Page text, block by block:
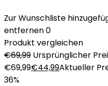
Zur Wunschliste
entfernen0
Produkt vergleichen
€69,99 Ursprünglicher
€69,99€44,99Aktueller
36%